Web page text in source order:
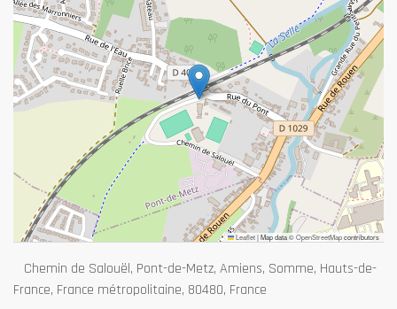
Leaflet|Map data ©OpenStreetMapcontributors
Chemin de Salouël, Pont-de-Metz, Amiens, Somme, Hauts-de-
France, France métropolitaine, 80480, France